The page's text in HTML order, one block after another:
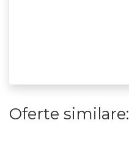
Oferte similare: